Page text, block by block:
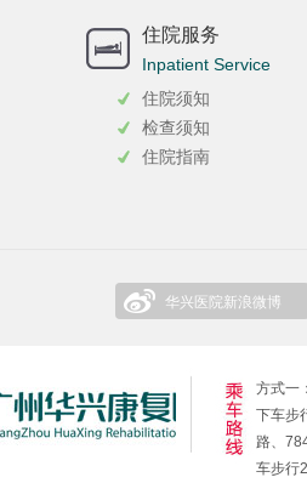
住院服务
Inpatient Service
住院须知
检查须知
住院指南
华兴医院新浪微博
方式一
下车步
路、
车步行